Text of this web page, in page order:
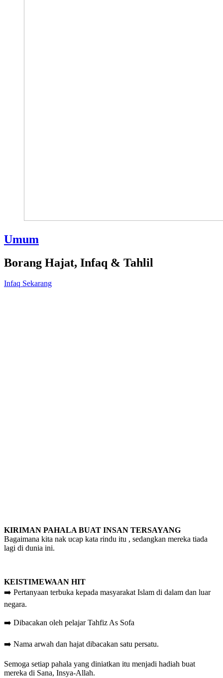
Umum
Borang Hajat, Infaq & Tahlil
Infaq Sekarang
KIRIMAN PAHALA BUAT INSAN TERSAYANG
Bagaimana kita nak ucap kata rindu itu , sedangkan mereka tiada
lagi di dunia ini.
KEISTIMEWAAN HIT
➡️ Pertanyaan terbuka kepada masyarakat Islam di dalam dan luar
negara.
➡️ Dibacakan oleh pelajar Tahfiz As Sofa
➡️ Nama arwah dan hajat dibacakan satu persatu.
Semoga setiap pahala yang diniatkan itu menjadi hadiah buat
mereka di Sana, Insya-Allah.